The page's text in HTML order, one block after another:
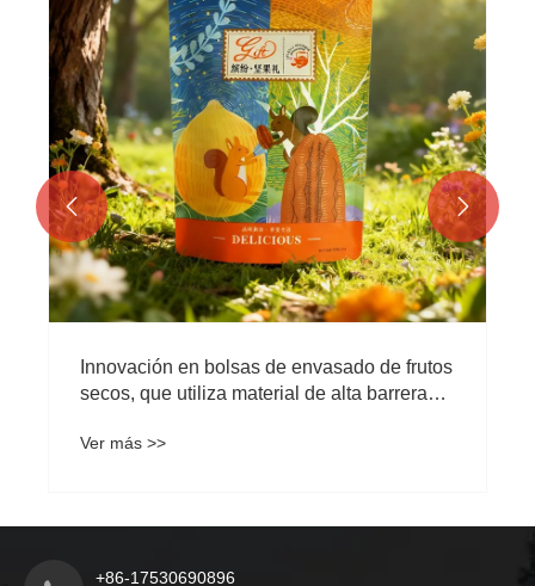
Innovación en bolsas de envasado de frutos
secos, que utiliza material de alta barrera
Ver más >>
 
+86-17530690896